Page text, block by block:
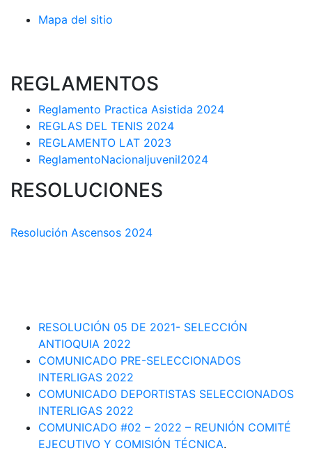
Mapa del sitio
REGLAMENTOS
Reglamento Practica Asistida 2024
REGLAS DEL TENIS 2024
REGLAMENTO LAT 2023
ReglamentoNacionaljuvenil2024
RESOLUCIONES
Resolución Ascensos 2024
RESOLUCIÓN 05 DE 2021- SELECCIÓN
ANTIOQUIA 2022
COMUNICADO PRE-SELECCIONADOS
INTERLIGAS 2022
COMUNICADO DEPORTISTAS SELECCIONADOS
INTERLIGAS 2022
COMUNICADO #02 – 2022 – REUNIÓN COMITÉ
EJECUTIVO Y COMISIÓN TÉCNICA.